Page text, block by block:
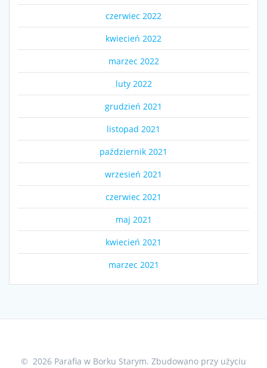
czerwiec 2022
kwiecień 2022
marzec 2022
luty 2022
grudzień 2021
listopad 2021
październik 2021
wrzesień 2021
czerwiec 2021
maj 2021
kwiecień 2021
marzec 2021
© 2026 Parafia w Borku Starym. Zbudowano przy użyciu